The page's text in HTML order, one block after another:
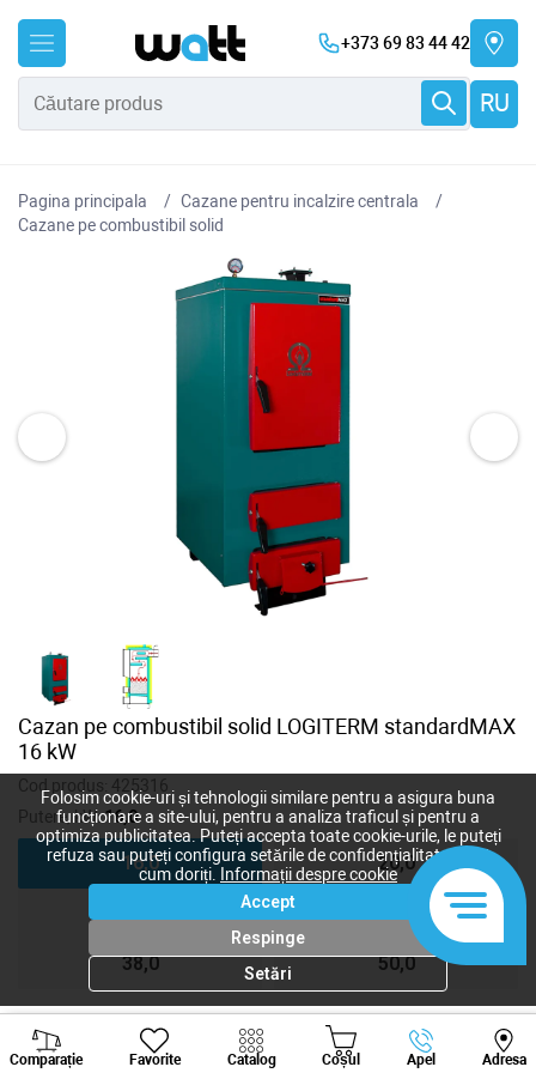
+373 69 83 44 42
RU
Pagina principala
Cazane pentru incalzire centrala
Cazane pe combustibil solid
Cazan pe combustibil solid LOGITERM standardMAX
16 kW
Cod produs: 425316
Putere, kW:16,0
16,0 20,0
38,0 50,0
43 070
Comparație Favorite Catalog Coșul Apel Adresa
Viber Whatsapp
Folosim cookie-uri și tehnologii similare pentru a asigura buna
funcționare a site-ului, pentru a analiza traficul și pentru a
optimiza publicitatea. Puteți accepta toate cookie-urile, le puteți
refuza sau puteți configura setările de confidențialitate după
cum doriți.
Informații despre cookie
Accept
Respinge
Setări